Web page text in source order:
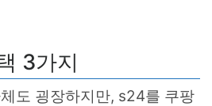
3가지
도 굉장하지만, s24를 쿠팡